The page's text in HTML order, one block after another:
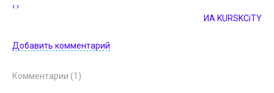
‹›
ИА KURSKCiTY
Добавить комментарий
Комментарии (1)